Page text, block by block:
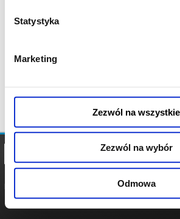
Statystyka
Marketing
Zezwól na wszystkie
Zezwól na wybór
Odmowa
POLITYKA